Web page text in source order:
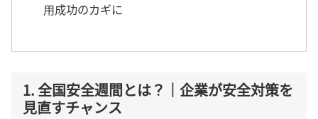
用成功のカギに
1. 全国安全週間とは？｜企業が安全対策を
見直すチャンス